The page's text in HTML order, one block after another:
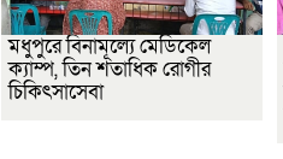
মধুপুরে বিনামূল্যে মেডিকেল
ক্যাম্প, তিন শতাধিক রোগীর
চিকিৎসাসেবা